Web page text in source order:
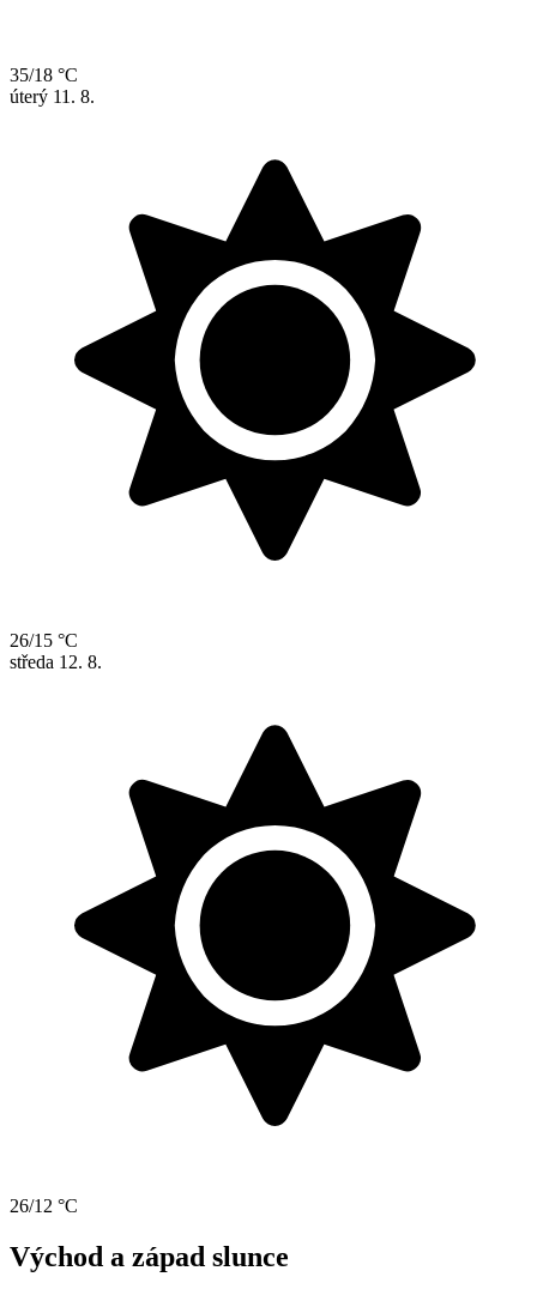
35/18 °C
úterý 11. 8.
26/15 °C
středa 12. 8.
26/12 °C
Východ a západ slunce